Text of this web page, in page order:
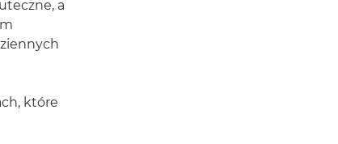
a
które